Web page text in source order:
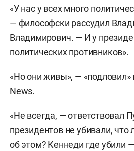
«У нас у всех много
— философски рассудил
Владимирович. — И у
политических противников».
«Но они живы», — «подловил»
News.
«Не всегда, — ответствовал
президентов не убивали,
об этом? Кеннеди где убили